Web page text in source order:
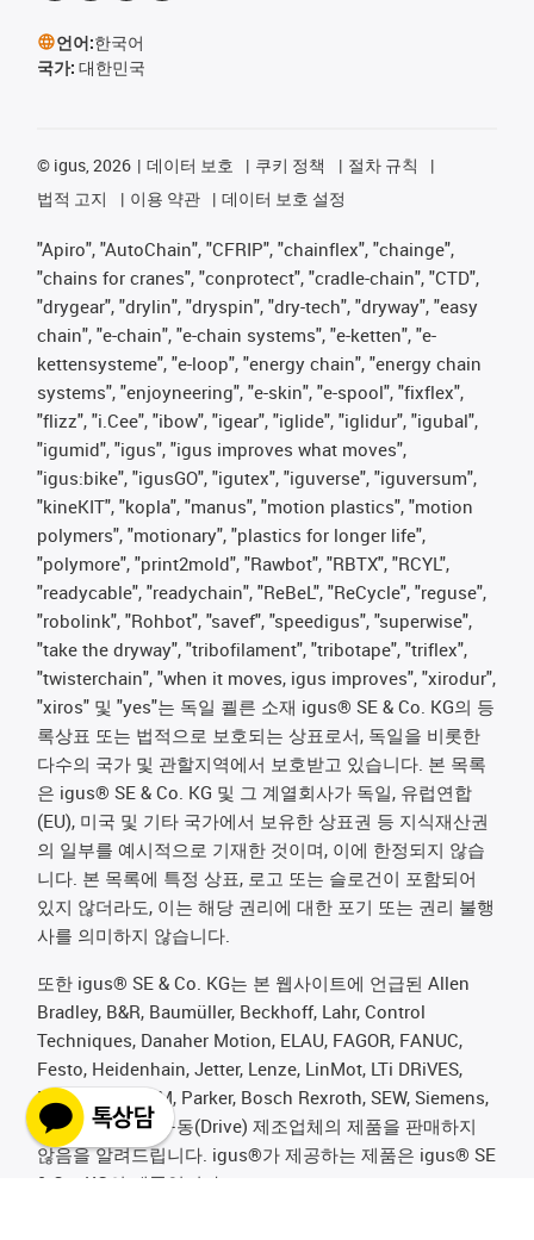
언어:한국어
국가: 대한민국
© igus, 2026 데이터 보호 쿠키 정책
절차 규칙
법적 고지
이용 약관 데이터 보호 설정
"Apiro", "AutoChain", "CFRIP", "chainflex", "chainge",
"chains for cranes", "conprotect", "cradle-chain", "CTD",
"drygear", "drylin", "dryspin", "dry-tech", "dryway", "easy
chain", "e-chain", "e-chain systems", "e-ketten", "e-
kettensysteme", "e-loop", "energy chain", "energy chain
systems", "enjoyneering", "e-skin", "e-spool", "fixflex",
"flizz", "i.Cee", "ibow", "igear", "iglide", "iglidur", "igubal",
"igumid", "igus", "igus improves what moves",
"igus:bike", "igusGO", "igutex", "iguverse", "iguversum",
"kineKIT", "kopla", "manus", "motion plastics", "motion
polymers", "motionary", "plastics for longer life",
"polymore", "print2mold", "Rawbot", "RBTX", "RCYL",
"readycable", "readychain", "ReBeL", "ReCycle", "reguse",
"robolink", "Rohbot", "savef", "speedigus", "superwise",
"take the dryway", "tribofilament", "tribotape", "triflex",
"twisterchain", "when it moves, igus improves", "xirodur",
"xiros" 및 "yes"는 독일 쾰른 소재 igus® SE & Co. KG의 등
록상표 또는 법적으로 보호되는 상표로서, 독일을 비롯한
다수의 국가 및 관할지역에서 보호받고 있습니다. 본 목록
은 igus® SE & Co. KG 및 그 계열회사가 독일, 유럽연합
(EU), 미국 및 기타 국가에서 보유한 상표권 등 지식재산권
의 일부를 예시적으로 기재한 것이며, 이에 한정되지 않습
니다. 본 목록에 특정 상표, 로고 또는 슬로건이 포함되어
있지 않더라도, 이는 해당 권리에 대한 포기 또는 권리 불행
사를 의미하지 않습니다.
또한 igus® SE & Co. KG는 본 웹사이트에 언급된 Allen
Bradley, B&R, Baumüller, Beckhoff, Lahr, Control
Techniques, Danaher Motion, ELAU, FAGOR, FANUC,
Festo, Heidenhain, Jetter, Lenze, LinMot, LTi DRiVES,
Mitsubishi, NUM, Parker, Bosch Rexroth, SEW, Siemens,
Stöber 및 기타 구동(Drive) 제조업체의 제품을 판매하지
않음을 알려드립니다. igus®가 제공하는 제품은 igus® SE
& Co. KG의 제품입니다.